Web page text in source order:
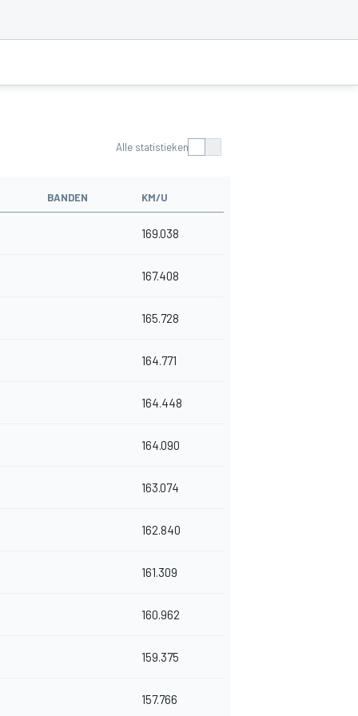
Alle statistieken
BANDEN KM/U
169.038
167.408
165.728
164.771
164.448
164.090
163.074
162.840
161.309
160.962
159.375
157.766